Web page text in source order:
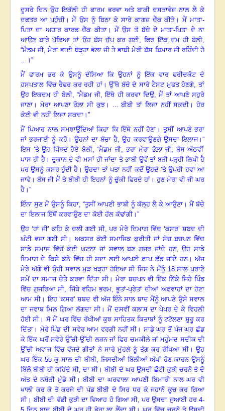
ਦੂਸਰੇ ਦਿਨ ਉਹ ਇਕੱਲੀ ਹੀ ਫਾਰਮ ਭਰਵਾ ਅਤੇ ਬਾਕੀ ਦਸਤਾਵੇਜ਼ ਨਾਲ ਲੈ ਕੇ
ਦਫਤਰ ਆ ਪਹੁੰਚੀ।ਮੈਂ ਉਸ ਨੂੰ ਬਿਠਾ ਕੇ ਸਾਰੇ ਕਾਗਜ਼ ਚੈੱਕ ਕੀਤੇ।ਮੈਂ ਮਾਤਾ-
ਪਿਤਾ ਦਾ ਅਧਾਰ ਕਾਰਡ ਚੈੱਕ ਕੀਤਾ। ਮੈਂ ਉਸ ਤੋਂ ਬੱਚੇ ਦੇ ਮਾਤਾ-ਪਿਤਾ ਦੇ ਨਾ
ਆਉਣ ਬਾਰੇ ਪੁੱਛਿਆ ਤਾਂ ਉਹ ਬੱਸ ਚੁੱਪ ਕਰ ਗਈ, ਫਿਰ ਇੱਕ ਦਮ ਹੀ ਬੋਲੀ,
“ਮੈਡਮ ਜੀ, ਮੇਰਾ ਭਾਈ ਥੋੜ੍ਹਾ ਭੋਲ਼ਾ ਜੀ ਤੇ ਭਾਬੀ ਮੇਰੀ ਬੱਸ ਬਿਮਾਰ ਜੀ ਰਹਿੰਦੀ ਹੈ
... ।”
ਮੈਂ ਫਾਰਮ ਭਰ ਕੇ ਉਸਨੂੰ ਦੱਸਿਆ ਕਿ ਉਹਨਾਂ ਨੂੰ ਇੱਕ ਵਾਰ ਫਰੀਦਕੋਟ ਦੇ
ਹਸਪਤਾਲ ਵਿੱਚ ਰੈਫਰ ਕਰ ਰਹੀ ਹਾਂ।ਉੱਥੇ ਬੱਚੇ ਦੇ ਸਾਰੇ ਟੈਸਟ ਮੁਫਤ ਹੋਣਗੇ, ਤਾਂ
ਉਹ ਇਕਦਮ ਹੀ ਬੋਲੀ, “ਮੈਡਮ ਜੀ, ਇੱਥੇ ਹੀ ਕਰਵਾ ਦਿਉ, ਮੈਂ ਤਾਂ ਆਪਣੇ ਸਹੁਰੇ
ਜਾਣਾ । ਮੇਰਾ ਆਪਣਾ ਰੌਲ਼ਾ ਸੀ ਕੁਝ। ... ਬੀਬੀ ਤਾਂ ਲਿਜਾ ਨਹੀਂ ਸਕਦੀ। ਹੋਰ
ਕੋਈ ਵੀ ਨਹੀਂ ਲਿਜਾ ਸਕਦਾ ।”
ਮੈਂ ਪਿਆਰ ਨਾਲ ਸਮਝਾਉਂਦਿਆਂ ਕਿਹਾ ਕਿ ਇੱਥੇ ਨਹੀਂ ਹੋਣਾ।ਤੁਸੀਂ ਆਪਣੇ ਭਰਾ
ਜਾਂ ਭਰਜਾਈ ਨੂੰ ਕਹੋ। ਉਹਨਾਂ ਦਾ ਬੱਚਾ ਹੈ, ਉਹ ਕਰਵਾਉਣਗੇ ਉਸਦਾ ਇਲਾਜ।”
ਇਸ ’ਤੇ ਉਹ ਖਿੱਝਦੇ ਹੋਏ ਬੋਲੀ, “ਮੈਡਮ ਜੀ, ਭਰਾ ਮੇਰਾ ਭੋਲ਼ਾ ਜੀ, ਬੱਸ ਅੱਠਵੀਂ
ਪਾਸ ਹੀ ਹੈ । ਦੁਕਾਨ ਦੇ ਵੀ ਮਸਾਂ ਹੀ ਜਾਂਦਾ ਤੇ ਭਾਬੀ ਉਵੇਂ ਤਾਂ ਬੜੀ ਪੜ੍ਹੀ ਲਿਖੀ ਹੈ
ਪਰ ਉਸਨੂੰ ਕਸਰ ਹੁੰਦੀ ਹੈ ।ਉਹਦਾ ਤਾਂ ਪਤਾ ਨਹੀਂ ਕਦੋਂ ਉਹਦੇ ’ਤੇ ਉਪਰੀ ਹਵਾ ਆ
ਜਾਵੇ। ਬੱਸ ਜੀ ਮੈਂ ਤੇ ਬੀਬੀ ਹੀ ਇਹਨਾਂ ਨੂੰ ਚੁੱਕੀ ਫਿਰਦੇ ਹਾਂ। ਹੁਣ ਮੇਰਾ ਵੀ ਜੀ ਘਰ
ਹੈ ।”
ਇੰਨਾ ਸੁਣ ਮੈਂ ਉਸਨੂੰ ਕਿਹਾ,“ਤੁਸੀਂ ਆਪਣੀ ਭਾਬੀ ਨੂੰ ਕੱਲ੍ਹ ਲੈ ਕੇ ਆਉਣਾ। ਮੈਂ ਬੱਚੇ
ਦਾ ਇਲਾਜ ਇੱਥੋਂ ਕਰਵਾਉਣ ਦਾ ਕੋਈ ਹੱਲ ਕੱਢਾਂਗੀ।”
ਉਹ ‘ਹਾਂ ਜੀ’ ਕਹਿ ਕੇ ਚਲੀ ਗਈ ਸੀ, ਪਰ ਮੇਰੇ ਦਿਮਾਗ ਵਿੱਚ ‘ਕਸਰ’ ਸ਼ਬਦ ਦੀ
ਘੰਟੀ ਵਜਾ ਗਈ ਸੀ। ਅਕਸਰ ਕੋਈ ਸਮਾਜਿਕ ਕੁਰੀਤੀ ਜਾਂ ਸੋਚ ਬਚਪਨ ਵਿੱਚ
ਸਾਡੇ ਸਮਾਜ ਵਿੱਚੋਂ ਕੋਈ ਘਟਨਾ ਜਾਂ ਸਵਾਲ ਬਣ ਗੁਜਰ ਜਾਂਦੇ ਹਨ, ਉਹ ਸਾਡੇ
ਦਿਮਾਗ ਦੇ ਕਿਸੇ ਕੋਨੇ ਵਿੱਚ ਹੀ ਸਦਾ ਲਈ ਆਪਣੀ ਛਾਪ ਛੱਡ ਜਾਂਦੇ ਹਨ।ਅੱਜ
ਮੇਰੇ ਅੱਗੇ ਵੀ ਉਹੀ ਸਵਾਲ ਮੁੜ ਖੜ੍ਹਾ ਹੋਇਆ ਸੀ ਜਿਸ ਨੇ ਮੈਂਨੂੰ 18 ਸਾਲ ਪੁਰਾਣੇ
ਸਮੇਂ ਦਾ ਸਮਾਜ ਚੇਤੇ ਕਰਵਾ ਦਿੱਤਾ ਸੀ। ਮੇਰਾ ਬਚਪਨ ਵੀ ਇੱਕ ਨਿੱਕੇ ਜਿਹੇ ਪਿੰਡ
ਵਿੱਚ ਗੁਜਰਿਆ ਸੀ, ਜਿੱਥੇ ਵਹਿਮ ਭਰਮ, ਭੂਤਾਂ-ਪ੍ਰੇਤਾਂ ਦੀਆਂ ਅਫਵਾਹਾਂ ਦਾ ਹੋਣਾ
ਆਮ ਸੀ।ਇਹ ‘ਕਸਰ’ ਸ਼ਬਦ ਵੀ ਅੱਜ ਇੰਨੇ ਸਾਲ ਬਾਦ ਮੈਂਨੂੰ ਆਪਣੇ ਉਸੇ ਸਵਾਲ
ਦਾ ਜਵਾਬ ਮਿਲ ਗਿਆ ਲੱਗਦਾ ਸੀ। ਮੈਂ ਦਸਵੀਂ ਕਲਾਸ ਦਾ ਪੇਪਰ ਦੇ ਕੇ ਵਿਹਲੀ
ਹੋਈ ਸੀ। ਸੋ ਮੈਂ ਘਰ ਵਿੱਚ ਰੱਖੀਆਂ ਕੁਝ ਸਾਹਿਤਕ ਕਿਤਾਬਾਂ ਨੂੰ ਟਟੋਲਣਾ ਸ਼ੁਰੂ ਕਰ
ਦਿੱਤਾ । ਮੇਰੇ ਪਿੰਡ ਦੀ ਸਵੇਰ ਆਮ ਵਰਗੀ ਨਹੀਂ ਸੀ। ਸਾਡੇ ਘਰ ਤੋਂ ਪੰਜ ਘਰ ਛੱਡ
ਕੇ ਇੱਕ ਘਰੋਂ ਸਵੇਰੇ ਉੱਚੀ-ਉੱਚੀ ਲੜਨ ਜਾਂ ਫਿਰ ਚਮਕੀਲੇ ਜਾਂ ਮਹੁੰਮਦ ਸਦੀਕ ਦੀ
ਉੱਚੀ ਅਵਾਜ ਵਿੱਚ ਵੱਜਦੇ ਗੀਤਾਂ ਨੇ ਸਾਰੇ ਮੁੱਹਲੇ ਨੂੰ ਤੰਗ ਕਰ ਰੱਖਿਆ ਸੀ।ਉਹ
ਘਰ ਇੱਕ55 ਕੁ ਸਾਲ ਦੀ ਬੀਬੀ, ਜਿਸਦੀਆਂ ਬਿੱਲੀਆਂ ਅੱਖਾਂ ਹੋਣ ਕਾਰਨ ਉਸਨੂੰ
ਬਿੱਲੋ ਬੀਬੀ ਹੀ ਕਹਿੰਦੇ ਸੀ, ਦਾ ਸੀ।ਬੀਬੀ ਦੇ ਘਰ ਉਸਦੀ ਛੋਟੀ ਕੁੜੀ ਚਰਨੋ ਤੇ ਦੋ
ਅੱਤ ਦੇ ਨਸ਼ੇੜੀ ਮੁੰਡੇ ਸੀ।ਬੀਬੀ ਦਾ ਘਰਵਾਲਾ ਆਪਣੀ ਬਿਮਾਰੀ ਨਾਲ ਘਰ ਵੀ
ਖਾਲੀ ਕਰ ਕੇ ਤੇ ਕਰਜੇ ਦੀ ਪੰਡ ਬੀਬੀ ਦੇ ਸਿਰ ਧਰ ਕੇ ਜਹਾਨੋ ਕੂਚ ਕਰ ਗਿਆ
ਸੀ।ਬੀਬੀ ਦੀ ਵੱਡੀ ਕੁੜੀ ਦਾ ਵਿਆਹ ਹੋ ਗਿਆ ਸੀ, ਪਰ ਉਸਦਾ ਜੁਆਈ ਹਰ 4-